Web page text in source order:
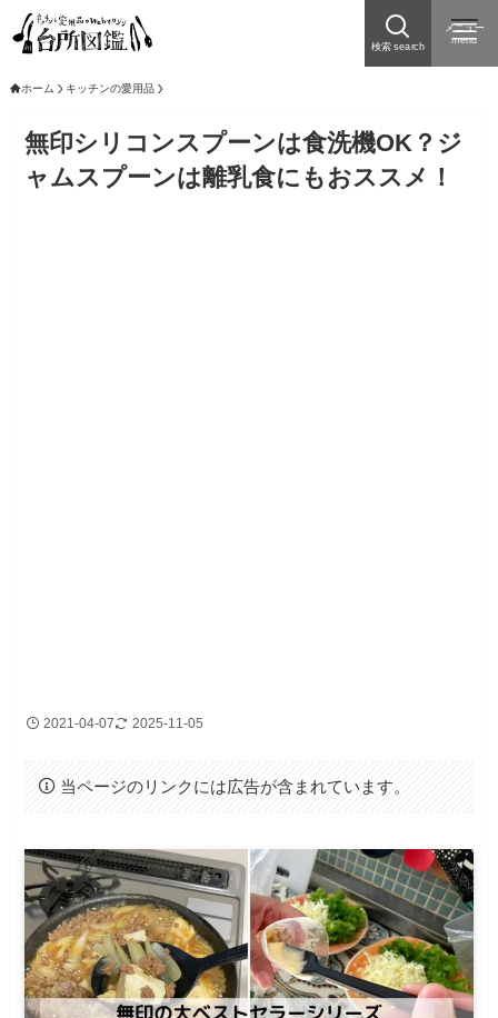
検索 search
メニュー
menu
ホーム キッチンの愛用品
無印シリコンスプーンは食洗機OK？ジ
ャムスプーンは離乳食にもおススメ！
2021-04-07 2025-11-05
当ページのリンクには広告が含まれています。